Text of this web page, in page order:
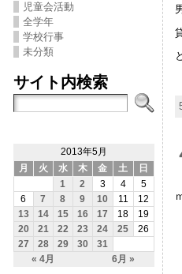
児童会活動
全学年
学校行事
未分類
サイト内検索
2013年5月
月
火 水 木 金 土 日
« 4月 6月 »
1 2 3 4
5
6
7 8 9 10 11
12
13
14 15 16 17 18
19
20
21 22 23 24 25
26
27
28 29 30 31